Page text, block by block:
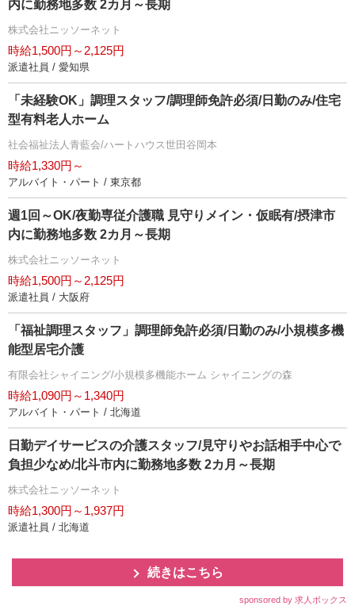
内に勤務地多数 2カ月～長期
株式会社ニッソーネット
時給1,500円～2,125円
派遣社員 / 愛知県
「未経験OK」調理スタッフ/調理師免許必須/日勤のみ/住宅
型有料老人ホーム
社会福祉法人青藍会/ハートハウス世田谷岡本
時給1,330円～
アルバイト・パート / 東京都
週1回～OK/夜勤専従介護職 見守りメイン・仮眠有/摂津市
内に勤務地多数 2カ月～長期
株式会社ニッソーネット
時給1,500円～2,125円
派遣社員 / 大阪府
「福祉調理スタッフ」調理師免許必須/日勤のみ/小規模多機
能型居宅介護
有限会社シャイニング/小規模多機能ホーム シャイニングの森
時給1,090円～1,340円
アルバイト・パート / 北海道
日勤デイサービスの介護スタッフ/見守りやお話相手中心で
負担少なめ/北斗市内に勤務地多数 2カ月～長期
株式会社ニッソーネット
時給1,300円～1,937円
派遣社員 / 北海道
続きはこちら
sponsored by 求人ボックス